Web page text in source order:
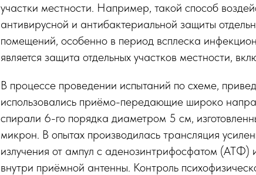
участки местности. Например, такой способ
антивирусной и антибактериальной защиты
помещений, особенно в период всплеска
является защита отдельных участков местности,
В процессе проведении испытаний по схеме,
использовались приёмо-передающие широко
спирали 6-го порядка диаметром 5 см,
микрон. В опытах производилась трансляция
излучения от ампул с аденозинтрифосфатом
внутри приёмной антенны. Контроль